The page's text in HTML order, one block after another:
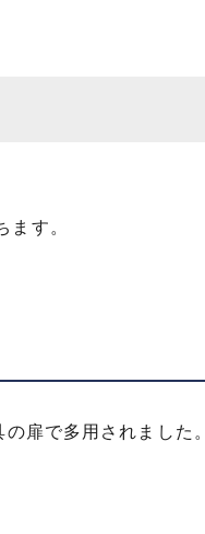
ます。
扉で多用されました。